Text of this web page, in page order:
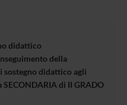
didattico
della
sostegno didattico agli
di II GRADO